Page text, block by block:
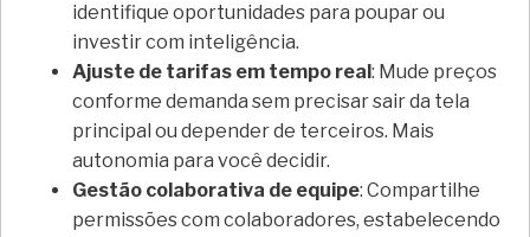
identifique oportunidades para poupar ou
investir com inteligência.
Ajuste de tarifas em tempo real: Mude preços
conforme demanda sem precisar sair da tela
principal ou depender de terceiros. Mais
autonomia para você decidir.
Gestão colaborativa de equipe: Compartilhe
permissões com colaboradores, estabelecendo